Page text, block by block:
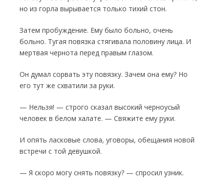
но из горла вырывается только тихий стон.
Затем пробуждение. Ему было больно, очень
больно. Тугая повязка стягивала поло­вину лица. И
мертвая чернота перед правым глазом.
Он думал сорвать эту повязку. Зачем она ему? Но
его тут же схватили за руки.
— Нельзя! — строго сказал высокий черноусый
человек в белом халате. — Свяжите ему руки.
И опять ласковые слова, уговоры, обе­щания новой
встречи с той девушкой.
— Я скоро могу снять повязку? — спросил узник.